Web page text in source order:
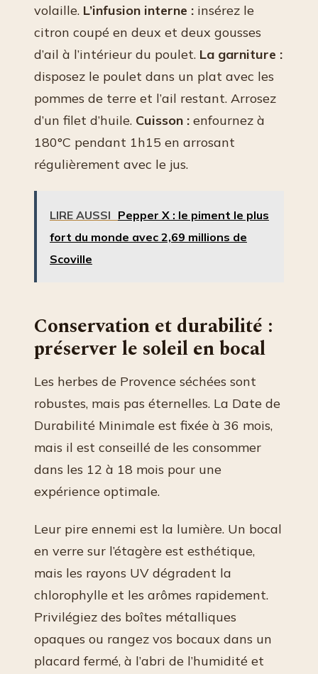
volaille. L’infusion interne : insérez le
citron coupé en deux et deux gousses
d’ail à l’intérieur du poulet. La garniture :
disposez le poulet dans un plat avec les
pommes de terre et l’ail restant. Arrosez
d’un filet d’huile. Cuisson : enfournez à
180°C pendant 1h15 en arrosant
régulièrement avec le jus.
LIRE AUSSI Pepper X : le piment le plus
fort du monde avec 2,69 millions de
Scoville
Conservation et durabilité :
préserver le soleil en bocal
Les herbes de Provence séchées sont
robustes, mais pas éternelles. La Date de
Durabilité Minimale est fixée à 36 mois,
mais il est conseillé de les consommer
dans les 12 à 18 mois pour une
expérience optimale.
Leur pire ennemi est la lumière. Un bocal
en verre sur l’étagère est esthétique,
mais les rayons UV dégradent la
chlorophylle et les arômes rapidement.
Privilégiez des boîtes métalliques
opaques ou rangez vos bocaux dans un
placard fermé, à l’abri de l’humidité et